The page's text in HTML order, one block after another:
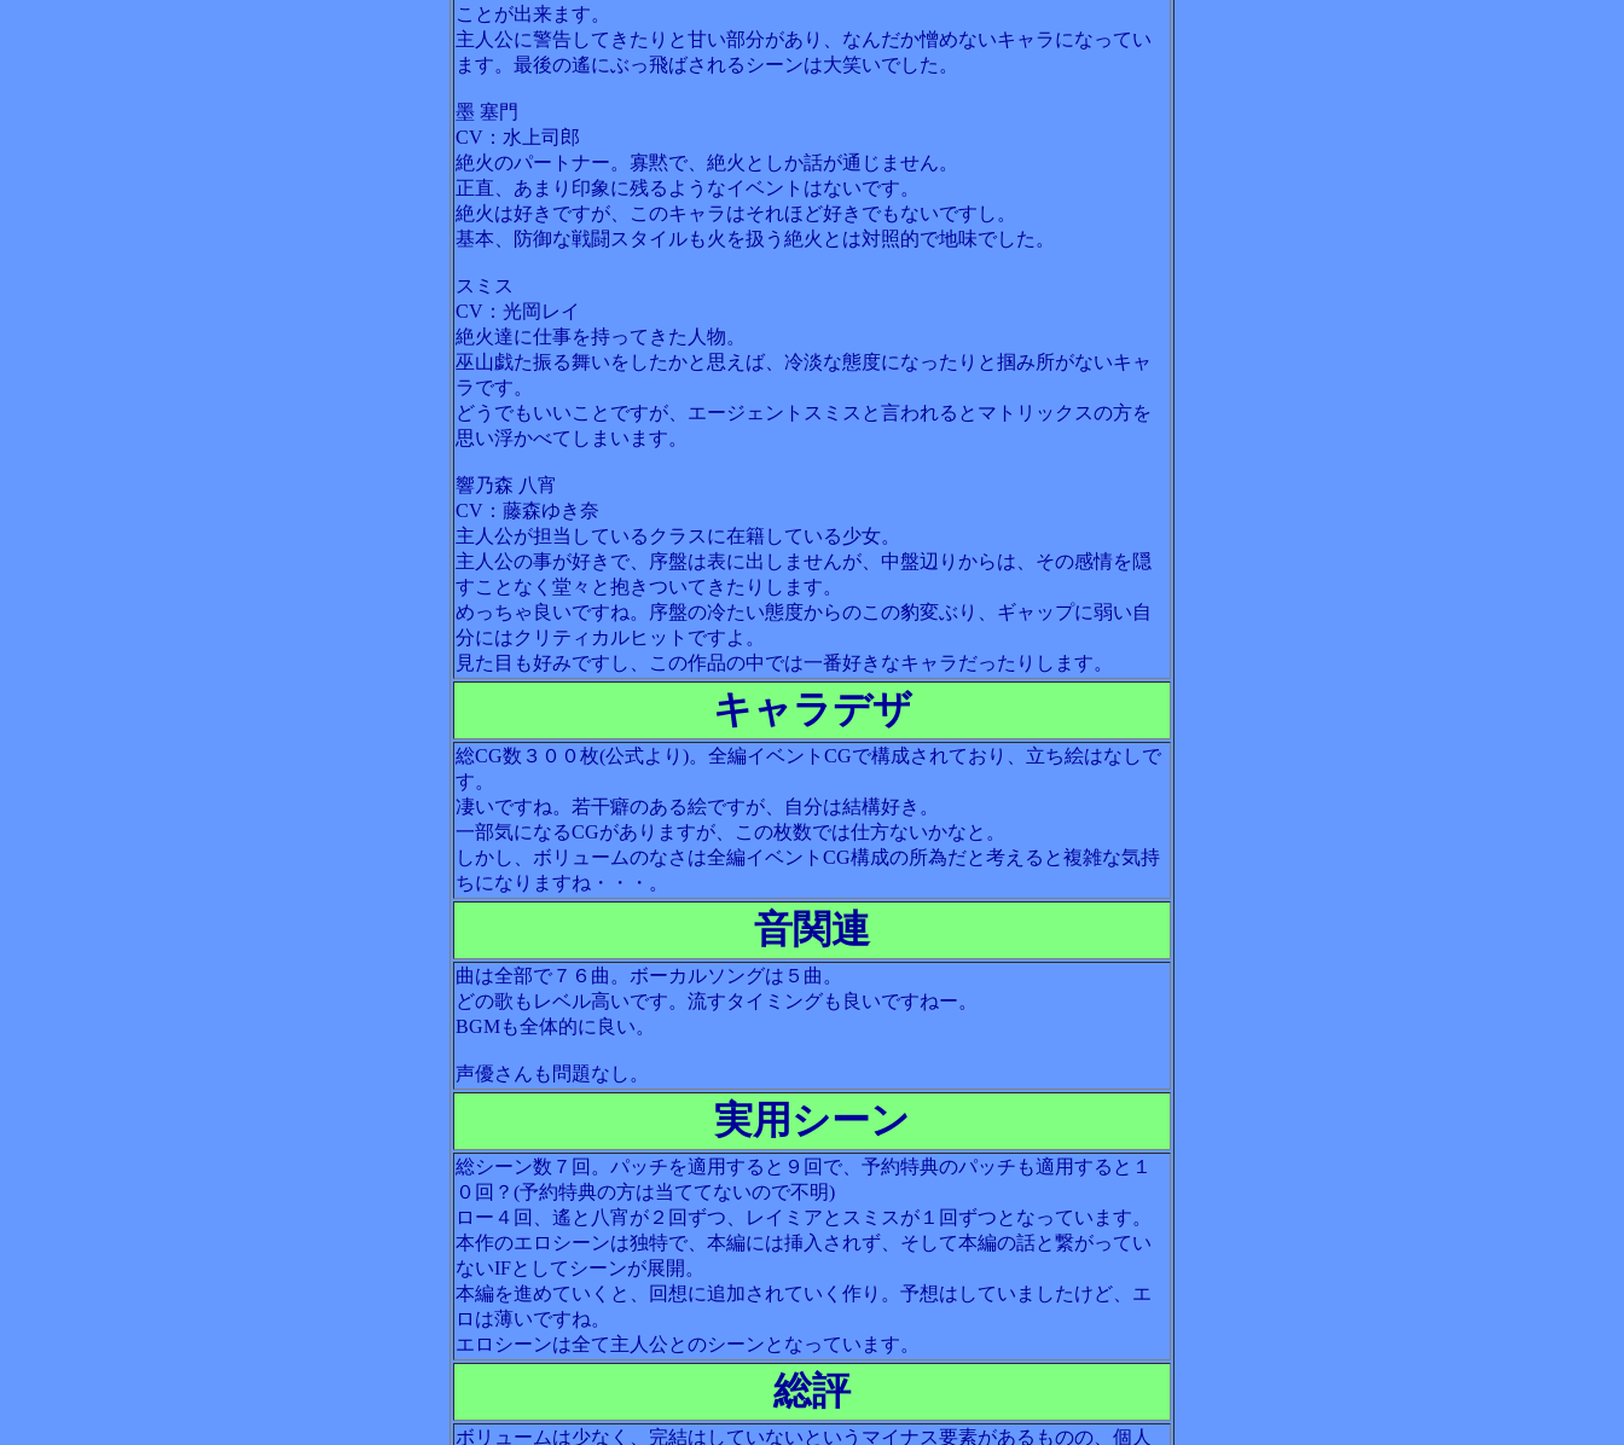
ことが出来ます。
主人公に警告してきたりと甘い部分があり、なんだか憎めないキャラになってい
ます。最後の遙にぶっ飛ばされるシーンは大笑いでした。
墨 塞門
CV：水上司郎
絶火のパートナー。寡黙で、絶火としか話が通じません。
正直、あまり印象に残るようなイベントはないです。
絶火は好きですが、このキャラはそれほど好きでもないですし。
基本、防御な戦闘スタイルも火を扱う絶火とは対照的で地味でした。
スミス
CV：光岡レイ
絶火達に仕事を持ってきた人物。
巫山戯た振る舞いをしたかと思えば、冷淡な態度になったりと掴み所がないキャ
ラです。
どうでもいいことですが、エージェントスミスと言われるとマトリックスの方を
思い浮かべてしまいます。
響乃森 八宵
CV：藤森ゆき奈
主人公が担当しているクラスに在籍している少女。
主人公の事が好きで、序盤は表に出しませんが、中盤辺りからは、その感情を隠
すことなく堂々と抱きついてきたりします。
めっちゃ良いですね。序盤の冷たい態度からのこの豹変ぶり、ギャップに弱い自
分にはクリティカルヒットですよ。
見た目も好みですし、この作品の中では一番好きなキャラだったりします。
キャラデザ
総CG数３００枚(公式より)。全編イベントCGで構成されており、立ち絵はなしで
す。
凄いですね。若干癖のある絵ですが、自分は結構好き。
一部気になるCGがありますが、この枚数では仕方ないかなと。
しかし、ボリュームのなさは全編イベントCG構成の所為だと考えると複雑な気持
ちになりますね・・・。
音関連
曲は全部で７６曲。ボーカルソングは５曲。
どの歌もレベル高いです。流すタイミングも良いですねー。
BGMも全体的に良い。
声優さんも問題なし。
実用シーン
総シーン数７回。パッチを適用すると９回で、予約特典のパッチも適用すると１
０回？(予約特典の方は当ててないので不明)
ロー４回、遙と八宵が２回ずつ、レイミアとスミスが１回ずつとなっています。
本作のエロシーンは独特で、本編には挿入されず、そして本編の話と繋がってい
ないIFとしてシーンが展開。
本編を進めていくと、回想に追加されていく作り。予想はしていましたけど、エ
ロは薄いですね。
エロシーンは全て主人公とのシーンとなっています。
総評
ボリュームは少なく、完結はしていないというマイナス要素があるものの、個人